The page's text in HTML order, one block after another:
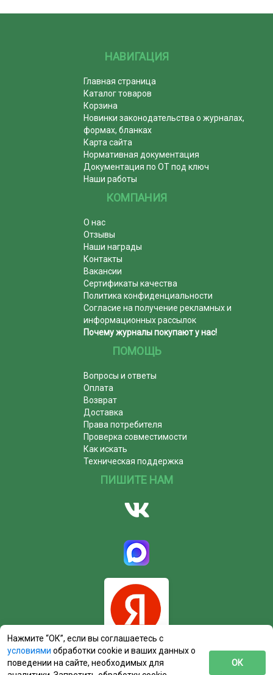
НАВИГАЦИЯ
Главная страница
Каталог товаров
Корзина
Новинки законодательства о журналах,
формах, бланках
Карта сайта
Нормативная документация
Документация по ОТ под ключ
Наши работы
КОМПАНИЯ
О нас
Отзывы
Наши награды
Контакты
Вакансии
Сертификаты качества
Политика конфиденциальности
Согласие на получение рекламных и
информационных рассылок
Почему журналы покупают у нас!
ПОМОЩЬ
Вопросы и ответы
Оплата
Возврат
Доставка
Права потребителя
Проверка совместимости
Как искать
Техническая поддержка
ПИШИТЕ НАМ
Нажмите “ОК”, если вы соглашаетесь с
условиями обработки cookie и ваших данных о
поведении на сайте, необходимых для
ОК